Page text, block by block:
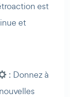
est
et
: Donnez à